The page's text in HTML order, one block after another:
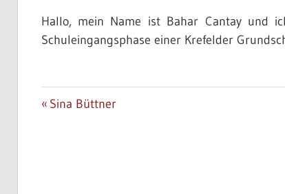
Hallo, mein Name ist Bahar Cantay und
Schuleingangsphase einer Krefelder
Beitrags-
Vorheriger
Sina Büttner